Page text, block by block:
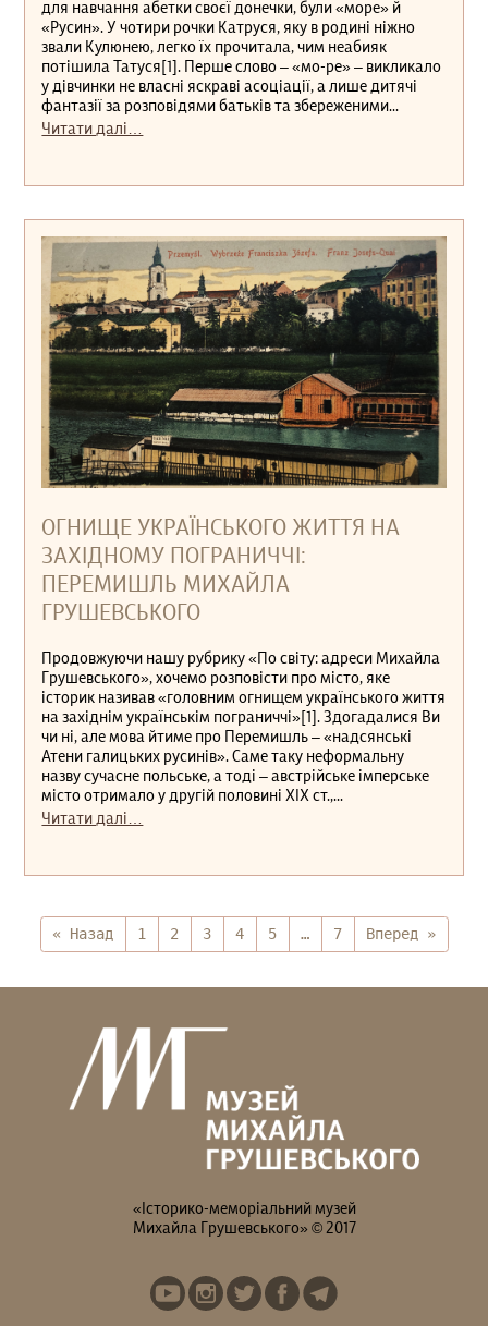
для навчання абетки своєї донечки, були «море» й
«Русин». У чотири рочки Катруся, яку в родині ніжно
звали Кулюнею, легко їх прочитала, чим неабияк
потішила Татуся[1]. Перше слово ‒ «мо-ре» ‒ викликало
у дівчинки не власні яскраві асоціації, а лише дитячі
фантазії за розповідями батьків та збереженими...
Читати далі…
ОГНИЩЕ УКРАЇНСЬКОГО ЖИТТЯ НА
ЗАХІДНОМУ ПОГРАНИЧЧІ:
ПЕРЕМИШЛЬ МИХАЙЛА
ГРУШЕВСЬКОГО
Продовжуючи нашу рубрику «По світу: адреси Михайла
Грушевського», хочемо розповісти про місто, яке
історик називав «головним огнищем українського життя
на західнім українськім пограниччі»[1]. Здогадалися Ви
чи ні, але мова йтиме про Перемишль – «надсянські
Атени галицьких русинів». Саме таку неформальну
назву сучасне польське, а тоді – австрійське імперське
місто отримало у другій половині XIX ст.,...
Читати далі…
« Назад 1 2 3 4 5 … 7 Вперед »
«Історико-меморіальний музей
Михайла Грушевського» © 2017